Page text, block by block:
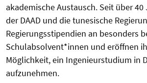
akademische Austausch. Seit über 40
der DAAD und die tunesische
Regierungsstipendien an besonders
Schulabsolvent*innen und eröffnen
Möglichkeit, ein Ingenieurstudium in
aufzunehmen.